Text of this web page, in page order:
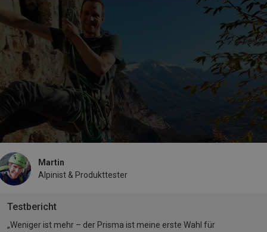
Testbericht
Martin
Alpinist & Produkttester
„Weniger ist mehr – der Prisma ist meine erste Wahl für